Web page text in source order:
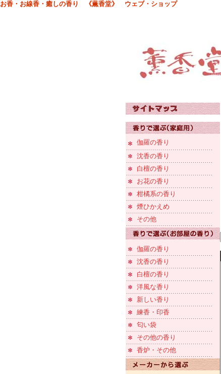
お香・お線香・癒しの香り 《薫香堂》 ウェブ・ショップ
伽羅の香り
沈香の香り
白檀の香り
お花の香り
柑橘系の香り
煙ひかえめ
その他
伽羅の香り
沈香の香り
白檀の香り
洋風な香り
新しい香り
練香・印香
匂い袋
その他の香り
香炉・その他